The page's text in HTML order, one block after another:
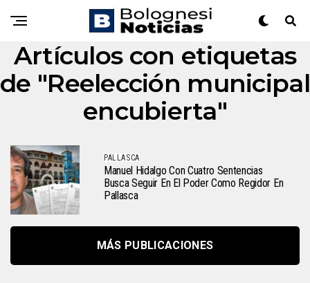
Artículos con etiquetas
de "Reelección municipal
encubierta"
PALLASCA
Manuel Hidalgo Con Cuatro Sentencias
Busca Seguir En El Poder Como Regidor En
Pallasca
MÁS PUBLICACIONES